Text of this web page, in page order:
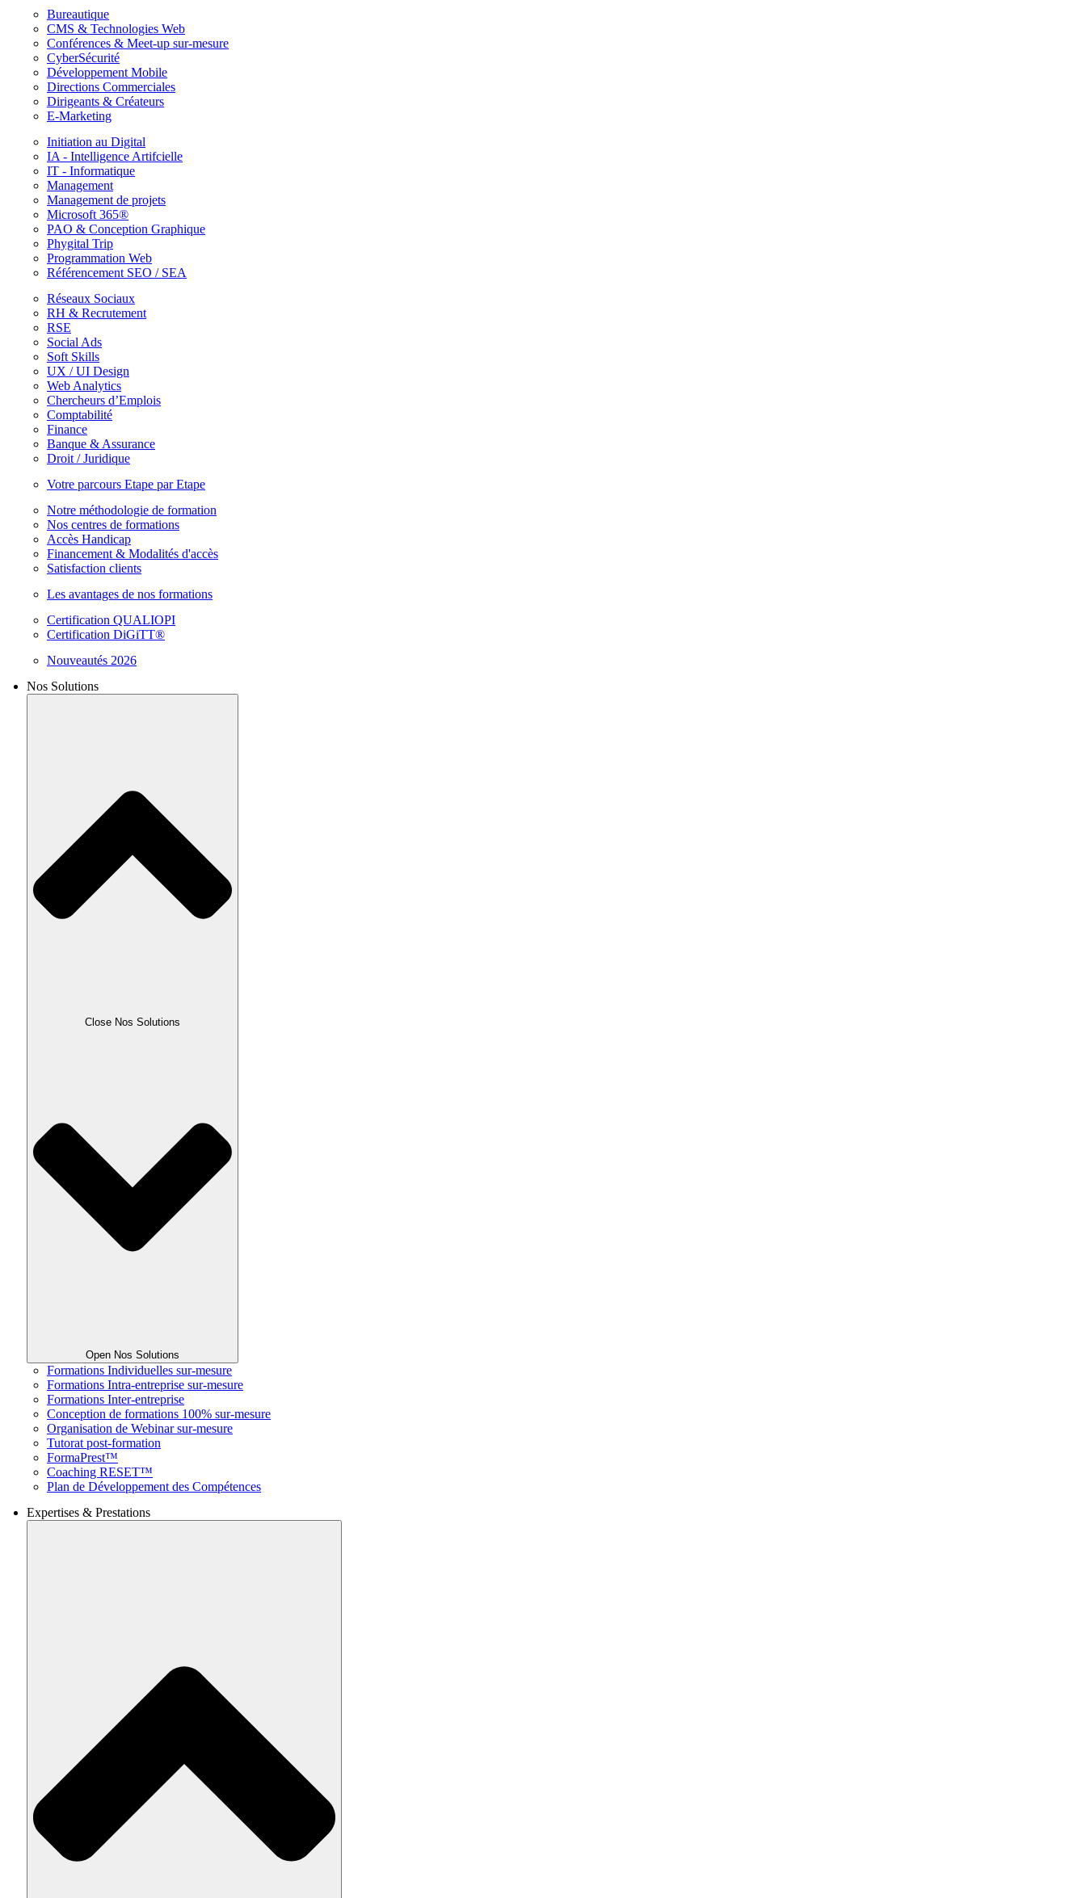
Bureautique
CMS & Technologies Web
Conférences & Meet-up sur-mesure
CyberSécurité
Développement Mobile
Directions Commerciales
Dirigeants & Créateurs
E-Marketing
Initiation au Digital
IA - Intelligence Artifcielle
IT - Informatique
Management
Management de projets
Microsoft 365®
PAO & Conception Graphique
Phygital Trip
Programmation Web
Référencement SEO / SEA
Réseaux Sociaux
RH & Recrutement
RSE
Social Ads
Soft Skills
UX / UI Design
Web Analytics
Chercheurs d’Emplois
Comptabilité
Finance
Banque & Assurance
Droit / Juridique
Votre parcours Etape par Etape
Notre méthodologie de formation
Nos centres de formations
Accès Handicap
Financement & Modalités d'accès
Satisfaction clients
Les avantages de nos formations
Certification QUALIOPI
Certification DiGiTT®
Nouveautés 2026
Nos Solutions
Close Nos Solutions
Open Nos Solutions
Formations Individuelles sur-mesure
Formations Intra-entreprise sur-mesure
Formations Inter-entreprise
Conception de formations 100% sur-mesure
Organisation de Webinar sur-mesure
Tutorat post-formation
FormaPrest™
Coaching RESET™
Plan de Développement des Compétences
Expertises & Prestations